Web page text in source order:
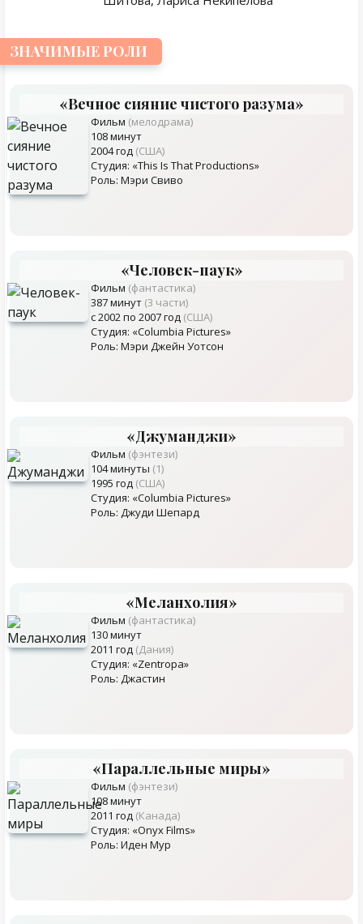
ЗНАЧИМЫЕ РОЛИ
«Вечное сияние чистого разума»
Фильм (мелодрама)
108 минут
2004 год (США)
Студия: «This Is That Productions»
Роль: Мэри Свиво
«Человек-паук»
Фильм (фантастика)
387 минут (3 части)
с 2002 по 2007 год (США)
Студия: «Columbia Pictures»
Роль: Мэри Джейн Уотсон
«Джуманджи»
Фильм (фэнтези)
104 минуты (1)
1995 год (США)
Студия: «Columbia Pictures»
Роль: Джуди Шепард
«Меланхолия»
Фильм (фантастика)
130 минут
2011 год (Дания)
Студия: «Zentropa»
Роль: Джастин
«Параллельные миры»
Фильм (фэнтези)
108 минут
2011 год (Канада)
Студия: «Onyx Films»
Роль: Иден Мур